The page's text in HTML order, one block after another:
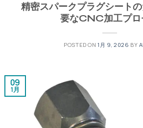
精密スパークプラグシート
要なCNC加工プロ
POSTED ON 1月 9, 2026 BY
09
1月